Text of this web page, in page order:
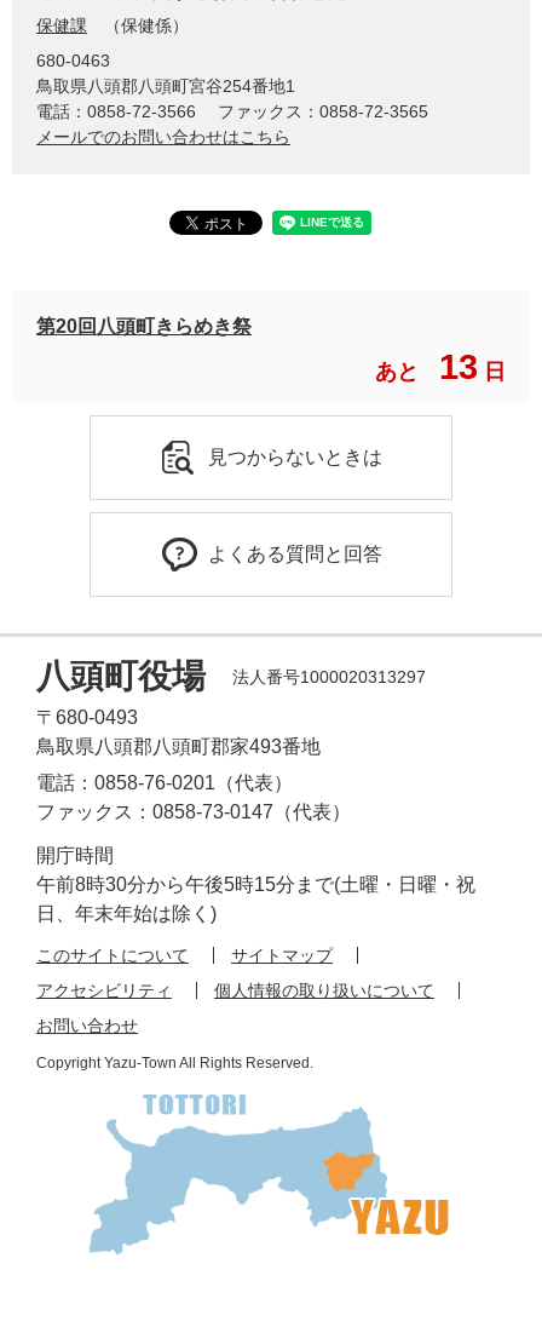
保健課
保健係
680-0463
鳥取県八頭郡八頭町宮谷254番地1
電話：0858-72-3566
ファックス：0858-72-3565
メールでのお問い合わせはこちら
第20回八頭町きらめき祭
あと 13 日
見つからないときは
よくある質問と回答
八頭町役場 法人番号1000020313297
〒680-0493
鳥取県八頭郡八頭町郡家493番地
電話：0858-76-0201（代表）
ファックス：0858-73-0147（代表）
開庁時間
午前8時30分から午後5時15分まで(土曜・日曜・祝
日、年末年始は除く)
このサイトについて
サイトマップ
アクセシビリティ
個人情報の取り扱いについて
お問い合わせ
Copyright Yazu-Town All Rights Reserved.